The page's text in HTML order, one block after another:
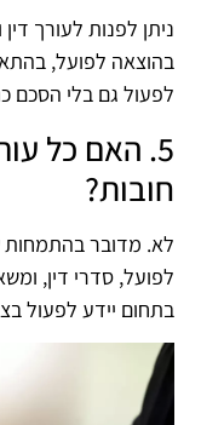
ניתן לפנות לעורך
בהוצאה לפועל,
לפעול גם בלי הסכם
5. האם כל
חובות?
לא. מדובר בהתמחות
לפועל, סדרי דין,
בתחום יידע לפעול